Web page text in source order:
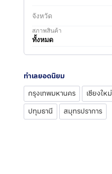
จังหวัด
สภาพสินค้า
ทั้งหมด
ทำเลยอดนิยม
กรุงเทพมหานคร
เชียงใหม่
ปทุมธานี
สมุทรปราการ